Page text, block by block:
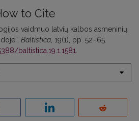
to Cite
vaidmuo latvių kalbos asmeninių
Baltistica, 19(1), pp. 52–65.
baltistica.19.1.1581